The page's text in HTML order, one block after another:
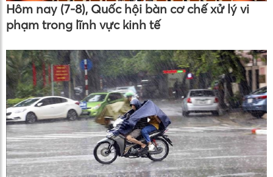
Hôm nay (7-8), Quốc hội bàn cơ chế xử lý vi
phạm trong lĩnh vực kinh tế